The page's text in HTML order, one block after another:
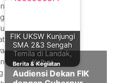
FIK UKSW Kunjungi
SMA 2&3 Sengah
Temila di Landak,
Kalbar